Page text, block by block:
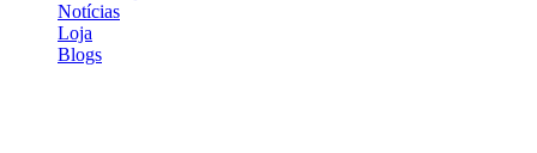
Notícias
Loja
Blogs